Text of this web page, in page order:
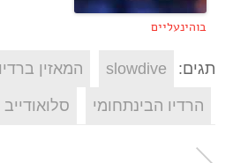
בוהינעליים
תגים: slowdive המאזין ברדיו
הרדיו הבינתחומי סלואודייב